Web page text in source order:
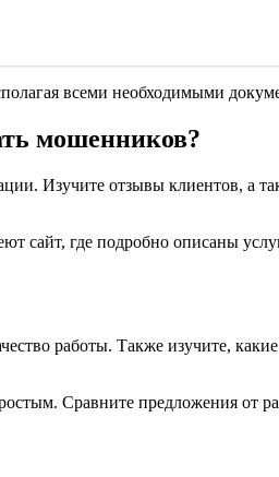
всеми необходимыми
мошенников?
Изучите отзывы клиентов, а
где подробно описаны
работы. Также изучите,
Сравните предложения от